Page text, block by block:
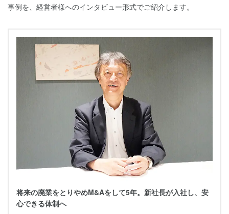
事例を、経営者様へのインタビュー形式でご紹介します。
将来の廃業をとりやめM&Aをして5年。新社長が入社し、安
心できる体制へ